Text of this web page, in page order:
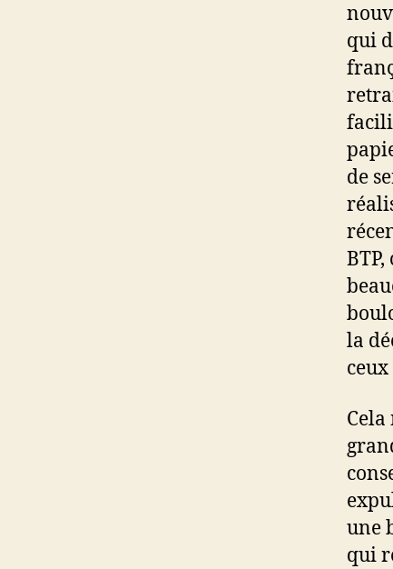
qui
de
la
une
qui